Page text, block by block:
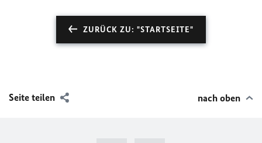
ZURÜCK ZU: "STARTSEITE"
Seite teilen nach oben